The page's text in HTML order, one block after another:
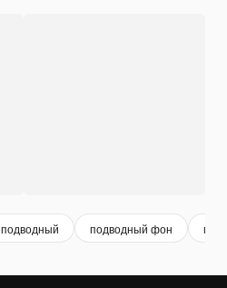
подводный подводный фон